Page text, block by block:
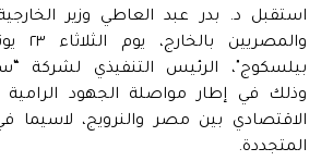
استقبل د. بدر عبد العاطي وزير
بيلسكوج"، الرئيس التنفيذي لشركة
وذلك في إطار مواصلة الجهود الرامية
الاقتصادي بين مصر والنرويج، لاسيما
المتجددة.